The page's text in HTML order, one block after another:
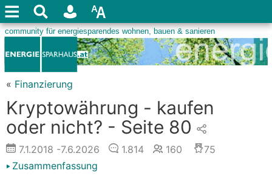
« Finanzierung
Kryptowährung - kaufen
oder nicht? - Seite 80
7.1.2018 -7.6.2026 1.814 160
75
Zusammenfassung